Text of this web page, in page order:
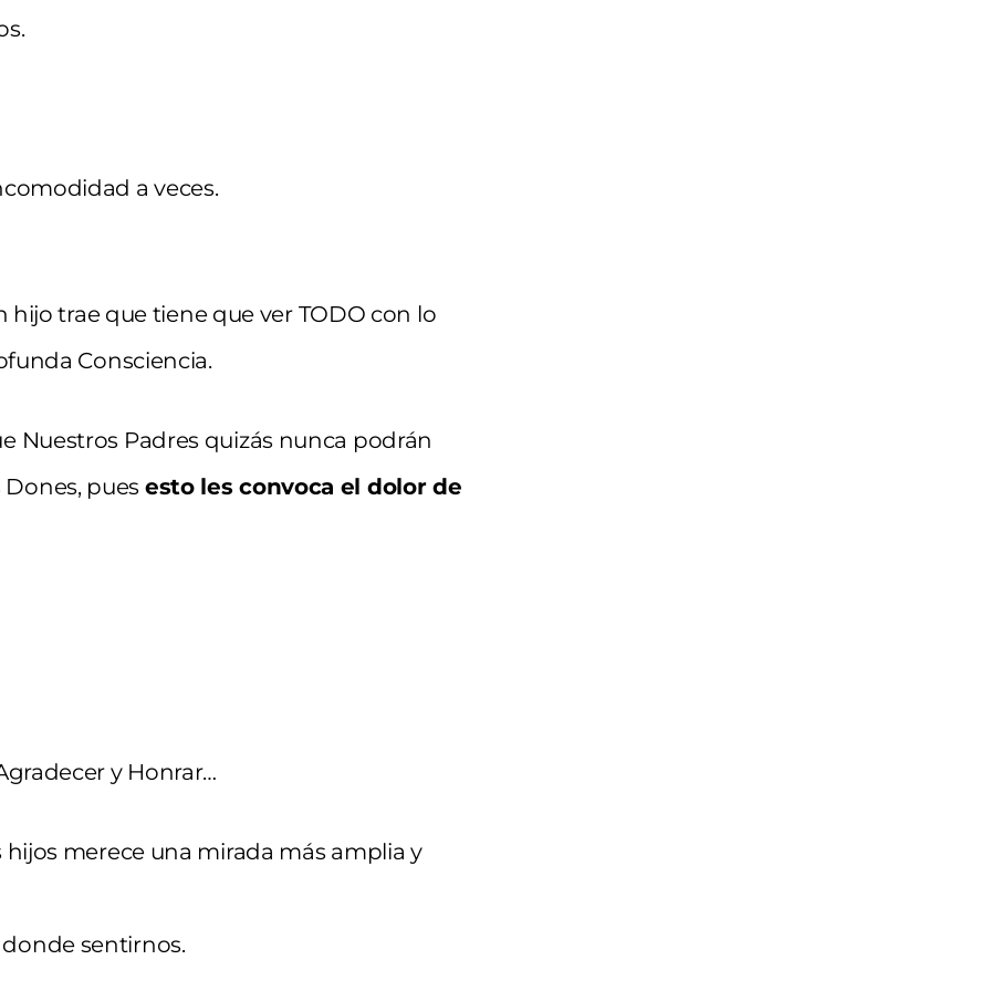
a veces.
trae que tiene que ver TODO con lo
Consciencia.
Nuestros Padres quizás nunca podrán
pues esto les convoca el dolor de
y Honrar…
merece una mirada más amplia y
sentirnos.